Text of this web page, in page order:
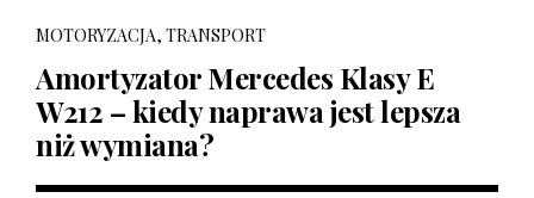
MOTORYZACJA, TRANSPORT
Amortyzator Mercedes Klasy E
W212 – kiedy naprawa jest lepsza
niż wymiana?